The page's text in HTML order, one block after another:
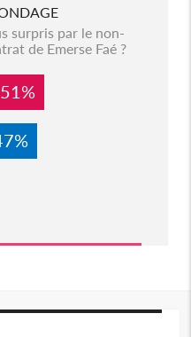
surpris par le non-
de Emerse Faé ?
51%